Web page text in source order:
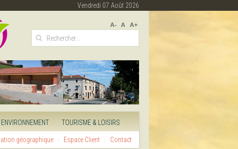
Vendredi 07 Août 2026
A- A A+
TOURISME & LOISIRS
géographique Espace Client Contact